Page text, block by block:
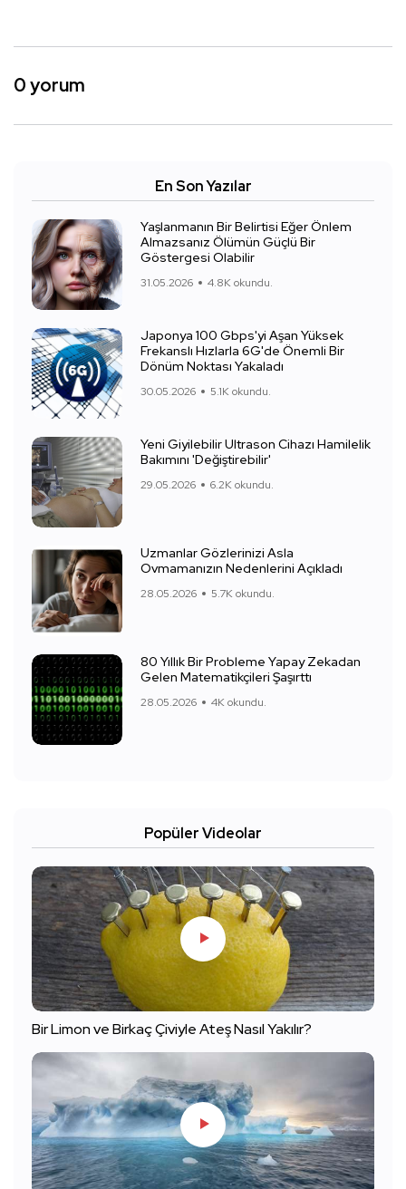
0 yorum
En Son Yazılar
Yaşlanmanın Bir Belirtisi Eğer Önlem
Almazsanız Ölümün Güçlü Bir
Göstergesi Olabilir
31.05.2026 4.8K okundu.
Japonya 100 Gbps'yi Aşan Yüksek
Frekanslı Hızlarla 6G'de Önemli Bir
Dönüm Noktası Yakaladı
30.05.2026 5.1K okundu.
Yeni Giyilebilir Ultrason Cihazı Hamilelik
Bakımını 'Değiştirebilir'
29.05.2026 6.2K okundu.
Uzmanlar Gözlerinizi Asla
Ovmamanızın Nedenlerini Açıkladı
28.05.2026 5.7K okundu.
80 Yıllık Bir Probleme Yapay Zekadan
Gelen Matematikçileri Şaşırttı
28.05.2026 4K okundu.
Popüler Videolar
Bir Limon ve Birkaç Çiviyle Ateş Nasıl Yakılır?